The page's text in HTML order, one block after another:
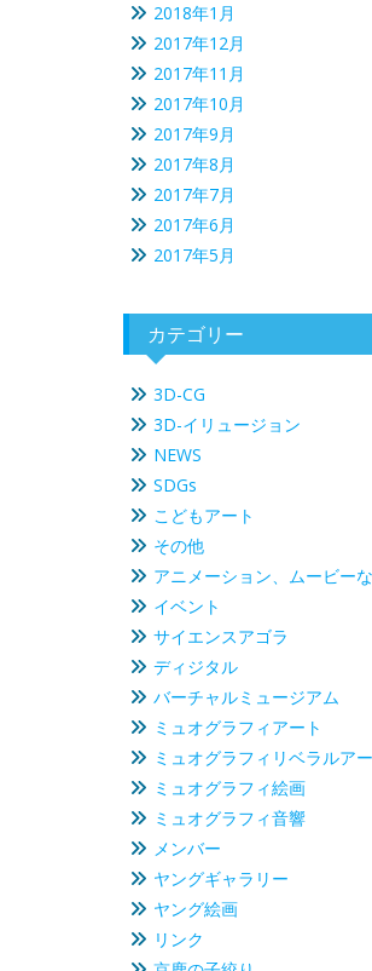
2018年1月
2017年12月
2017年11月
2017年10月
2017年9月
2017年8月
2017年7月
2017年6月
2017年5月
カテゴリー
3D-CG
3D-イリュージョン
NEWS
SDGs
こどもアート
その他
アニメーション、ムービー
イベント
サイエンスアゴラ
ディジタル
バーチャルミュージアム
ミュオグラフィアート
ミュオグラフィリベラルア
ミュオグラフィ絵画
ミュオグラフィ音響
メンバー
ヤングギャラリー
ヤング絵画
リンク